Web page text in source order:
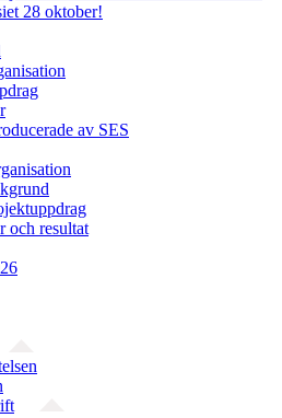
28 oktober!
av SES
och resultat